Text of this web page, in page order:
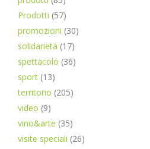
Prodotti (57)
promozioni (30)
solidarietà (17)
spettacolo (36)
sport (13)
territorio (205)
video (9)
vino&arte (35)
visite speciali (26)